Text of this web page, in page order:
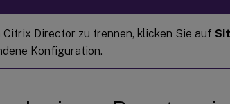
Citrix Director zu trennen, klicken Sie auf
Konfiguration.